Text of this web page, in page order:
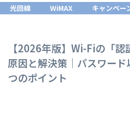
光回線 WiMAX キャンペー
【2026年版】Wi-Fiの「
原因と解決策｜パスワー
つのポイント